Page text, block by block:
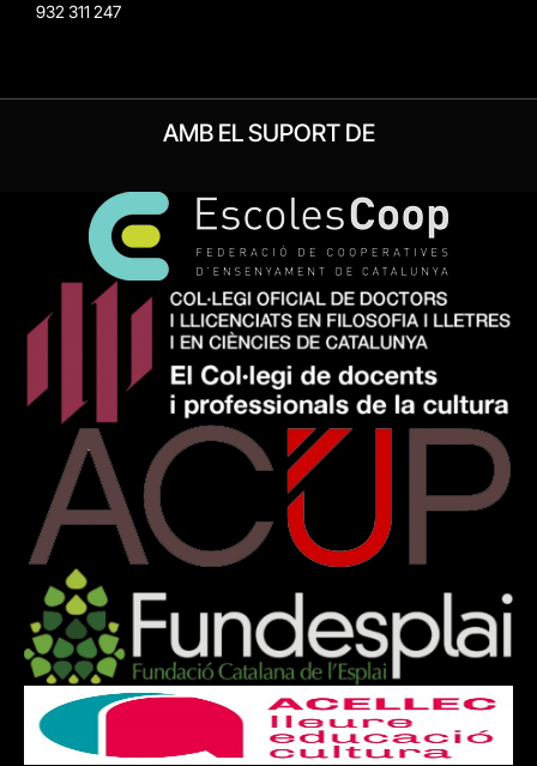
932 311 247
AMB EL SUPORT DE